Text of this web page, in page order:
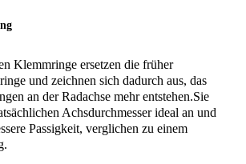
Klemmringe ersetzen die früher
und zeichnen sich dadurch aus, das
an der Radachse mehr entstehen.Sie
Achsdurchmesser ideal an und
Passigkeit, verglichen zu einem